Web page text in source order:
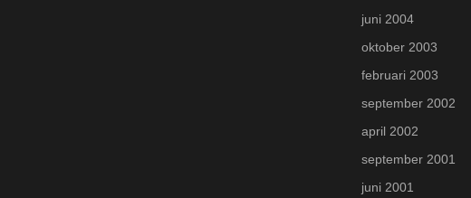
juni 2004
oktober 2003
februari 2003
september 2002
april 2002
september 2001
juni 2001